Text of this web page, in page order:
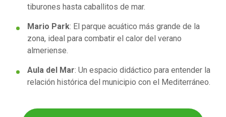
tiburones hasta caballitos de mar.
Mario Park: El parque acuático más grande de la
zona, ideal para combatir el calor del verano
almeriense.
Aula del Mar: Un espacio didáctico para entender la
relación histórica del municipio con el Mediterráneo.